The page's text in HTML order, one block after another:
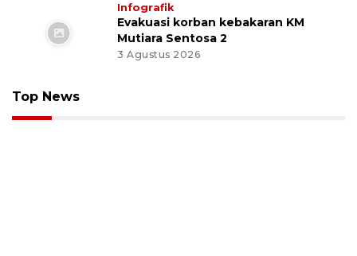
Infografik
Evakuasi korban kebakaran KM
Mutiara Sentosa 2
3 Agustus 2026
Top News